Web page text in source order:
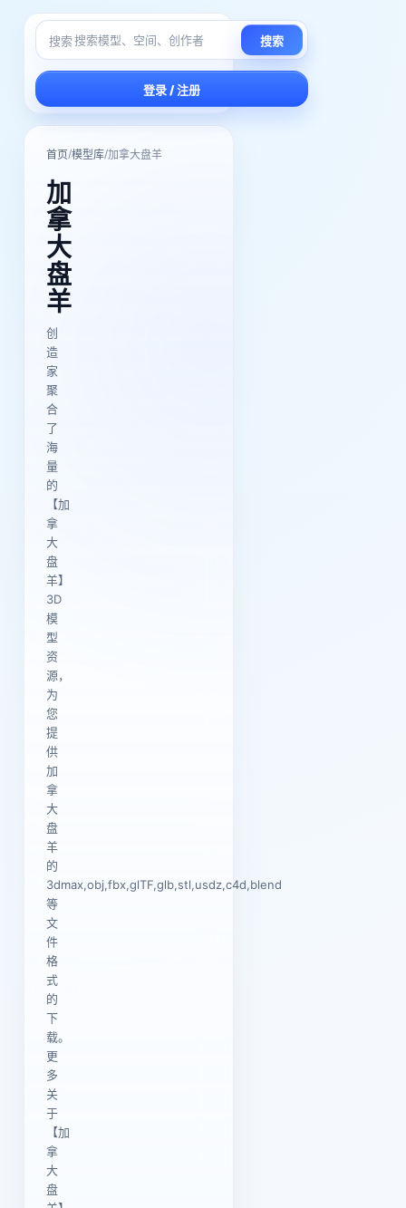
搜索 搜索
登录 / 注册
首页/模型库/加拿大盘羊
加
拿
大
盘
羊
创
造
家
聚
合
了
海
量
的
【加
拿
大
盘
羊】
3D
模
型
资
源，
为
您
提
供
加
拿
大
盘
羊
的
3dmax,obj,fbx,glTF,glb,stl,usdz,c4d,blend
等
文
件
格
式
的
下
载。
更
多
关
于
【加
拿
大
盘